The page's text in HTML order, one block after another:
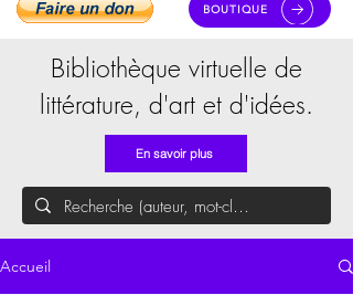
BOUTIQUE
Bibliothèque virtuelle de
littérature, d'art et d'idées.
En savoir plus
Accueil